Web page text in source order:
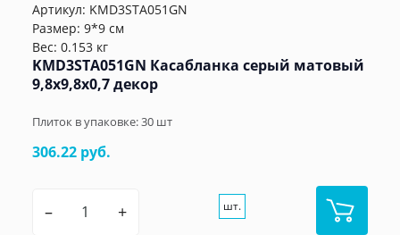
Артикул: KMD3STA051GN
Размер: 9*9 см
Вес: 0.153 кг
KMD3STA051GN Касабланка серый матовый
9,8x9,8x0,7 декор
Плиток в упаковке:30 шт
306.22 руб.
– + шт.